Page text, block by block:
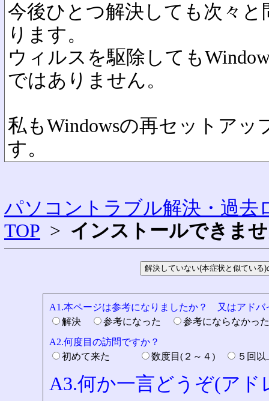
今後ひとつ解決しても次々
ります。
ウィルスを駆除しても
ではありません。
私もWindowsの再セットア
す。
パソコントラブル解決・過去
TOP > インストールできま
A1.本ページは参考になりましたか？ 又はアドバ
解決
参考になった
参考にならなか
A2.何度目の訪問ですか？
初めて来た
数度目(２～４) ５回
A3.何か一言どうぞ(ア